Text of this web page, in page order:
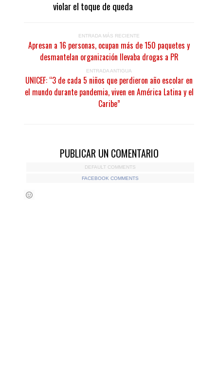
violar el toque de queda
ENTRADA MÁS RECIENTE
Apresan a 16 personas, ocupan más de 150 paquetes y
desmantelan organización llevaba drogas a PR
ENTRADA ANTIGUA
UNICEF: “3 de cada 5 niños que perdieron año escolar en
el mundo durante pandemia, viven en América Latina y el
Caribe”
PUBLICAR UN COMENTARIO
DEFAULT COMMENTS
FACEBOOK COMMENTS